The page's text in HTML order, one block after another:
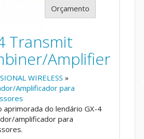
Orçamento
Transmit
Amplifier
WIRELESS »
Amplificador para
aprimorada do lendário GX-4
amplificador para